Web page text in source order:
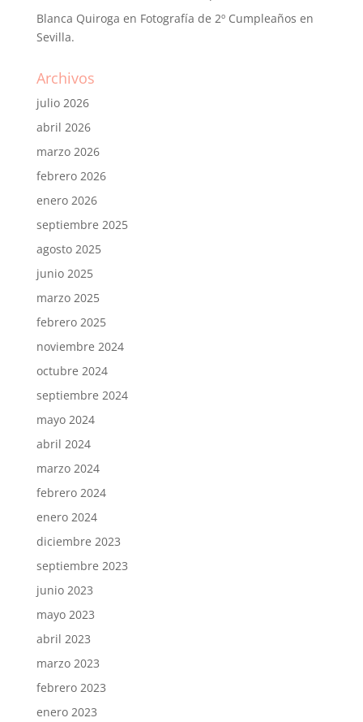
Blanca Quiroga en Fotografía de 2º Cumpleaños en
Sevilla.
Archivos
julio 2026
abril 2026
marzo 2026
febrero 2026
enero 2026
septiembre 2025
agosto 2025
junio 2025
marzo 2025
febrero 2025
noviembre 2024
octubre 2024
septiembre 2024
mayo 2024
abril 2024
marzo 2024
febrero 2024
enero 2024
diciembre 2023
septiembre 2023
junio 2023
mayo 2023
abril 2023
marzo 2023
febrero 2023
enero 2023